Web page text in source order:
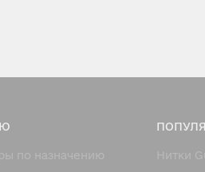
по назначению Нитки